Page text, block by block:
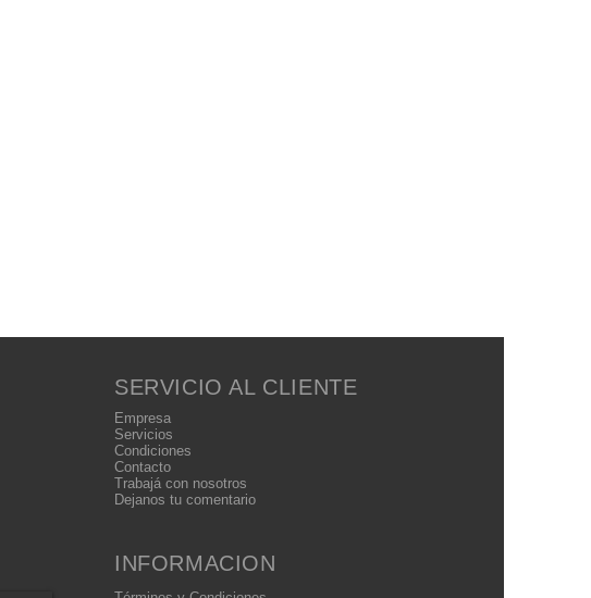
SERVICIO AL CLIENTE
Empresa
Servicios
Condiciones
Contacto
Trabajá con nosotros
Dejanos tu comentario
INFORMACION